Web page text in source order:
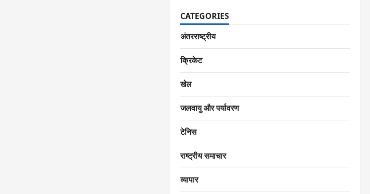
CATEGORIES
अंतरराष्ट्रीय
क्रिकेट
खेल
जलवायु और पर्यावरण
टेनिस
राष्ट्रीय समाचार
व्यापार